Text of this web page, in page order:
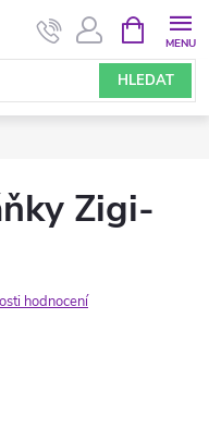
HLEDAT
NÁKUPNÍ
KOŠÍK
Zigi-
hodnocení